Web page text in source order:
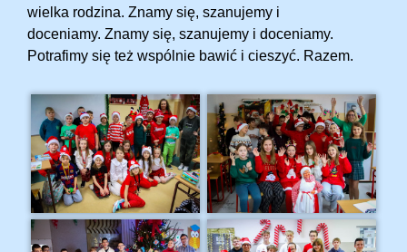
wielka rodzina. Znamy się, szanujemy i
doceniamy. Znamy się, szanujemy i doceniamy.
Potrafimy się też wspólnie bawić i cieszyć. Razem.